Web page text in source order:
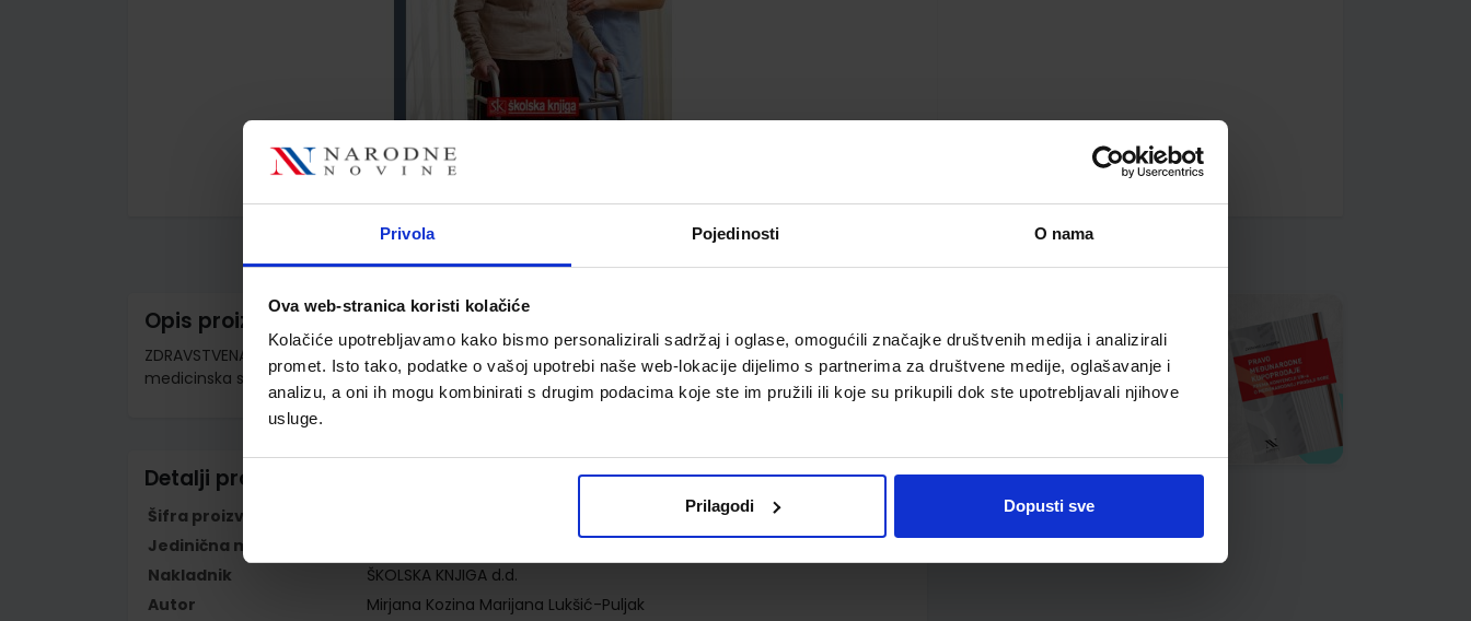
Privola Pojedinosti O nama
Ova web-stranica koristi kolačiće
Kolačiće upotrebljavamo kako bismo personalizirali sadržaj i oglase, omogućili značajke društvenih medija i analizirali
promet. Isto tako, podatke o vašoj upotrebi naše web-lokacije dijelimo s partnerima za društvene medije, oglašavanje i
analizu, a oni ih mogu kombinirati s drugim podacima koje ste im pružili ili koje su prikupili dok ste upotrebljavali njihove
usluge.
Prilagodi Dopusti sve
gallery
Opis proizvoda
ZDRAVSTVENA NJEGA STARIJIH OSOBA; udžbenik za peti razred medicinske škole za zanimanje
medicinska sestra opće njege / medicinski tehničar opće njege, zdrav. i medic.škola
Detalji proizvoda
Šifra proizvoda
Jedinična mjera
Nakladnik
ŠKOLSKA KNJIGA d.d.
Autor
Mirjana Kozina Marijana Lukšić-Puljak